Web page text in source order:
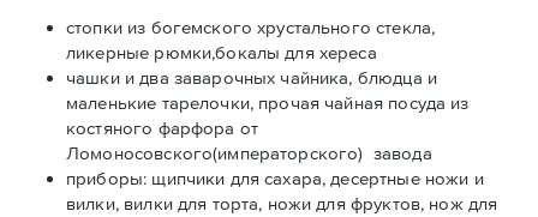
стопки из богемского хрустального стекла,
ликерные рюмки,бокалы для хереса
чашки и два заварочных чайника, блюдца и
маленькие тарелочки, прочая чайная посуда из
костяного фарфора от
Ломоносовского(императорского) завода
приборы: щипчики для сахара, десертные ножи и
вилки, вилки для торта, ножи для фруктов, нож для